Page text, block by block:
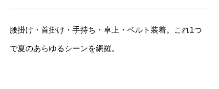
腰掛け・首掛け・手持ち・卓上・ベルト装着。これ1つ
で夏のあらゆるシーンを網羅。